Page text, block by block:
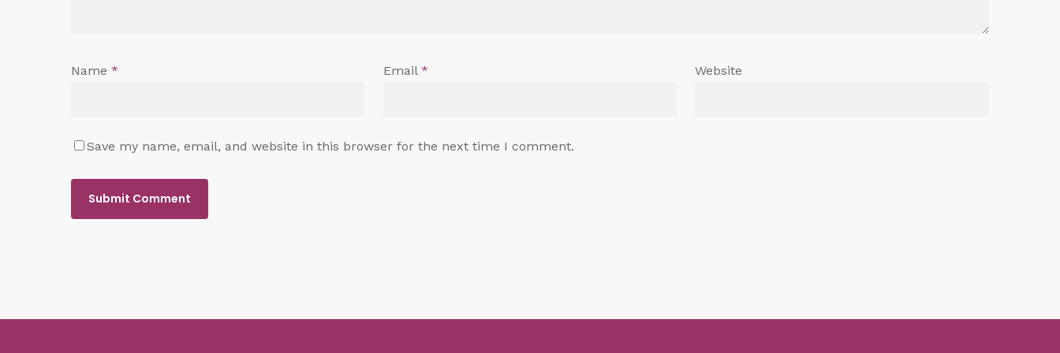
Name * Email * Website
Save my name, email, and website in this browser for the next time I comment.